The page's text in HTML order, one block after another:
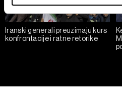
Find out more about how your
and set your preferences in
Zajednički voditelji obrade su
Iranski generali preuzimaju kurs
konfrontacije i ratne retorike